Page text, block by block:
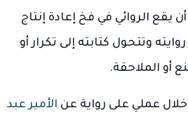
يقع الروائي في فخ إعادة إنتاج
وتتحول كتابته إلى تكرار أو
أو الملاحقة.
عملي على رواية عن الأمير عبد